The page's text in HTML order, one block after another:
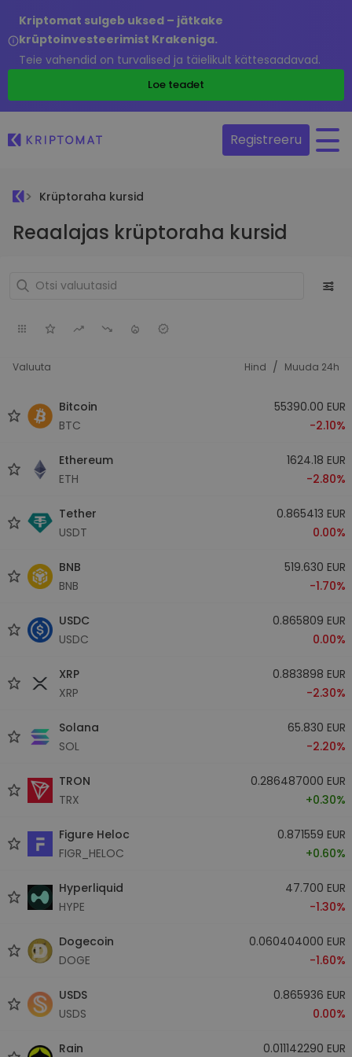
Kriptomat sulgeb uksed – jätkake
krüptoinvesteerimist Krakeniga.
Teie vahendid on turvalised ja täielikult kättesaadavad.
Loe teadet
Registreeru
Krüptoraha kursid
Reaalajas krüptoraha kursid
Valuuta Hind / Muuda 24h
Bitcoin
BTC
55390.00 EUR
-2.10%
Ethereum
ETH
1624.18 EUR
-2.80%
Tether
USDT
0.865413 EUR
0.00%
BNB
BNB
519.630 EUR
-1.70%
USDC
USDC
0.865809 EUR
0.00%
XRP
XRP
0.883898 EUR
-2.30%
Solana
SOL
65.830 EUR
-2.20%
TRON
TRX
0.286487000 EUR
+0.30%
Figure Heloc
FIGR_HELOC
0.871559 EUR
+0.60%
Hyperliquid
HYPE
47.700 EUR
-1.30%
Dogecoin
DOGE
0.060404000 EUR
-1.60%
USDS
USDS
0.865936 EUR
0.00%
Rain 0.011142290 EUR